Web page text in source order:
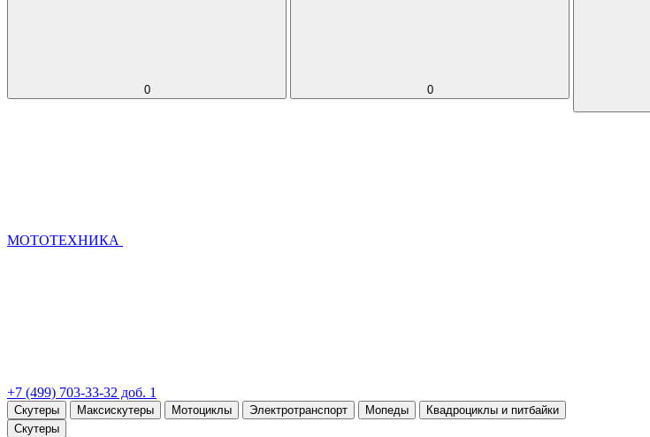
0 0
МОТОТЕХНИКА
+7 (499) 703-33-32 доб. 1
Скутеры Максискутеры Мотоциклы Электротранспорт Мопеды
Квадроциклы и питбайки
Скутеры